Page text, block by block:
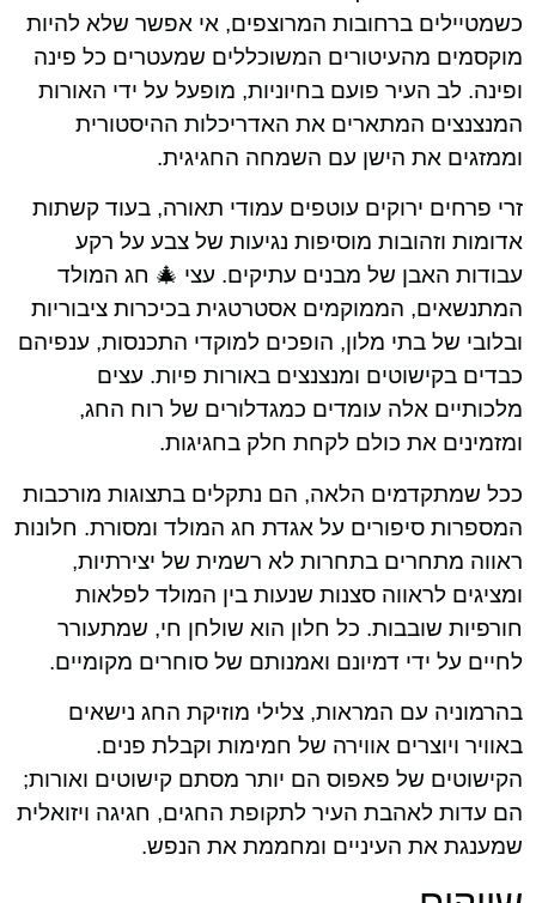
כשמטיילים ברחובות המרוצפים, אי אפשר שלא להיות
מוקסמים מהעיטורים המשוכללים שמעטרים כל פינה
ופינה. לב העיר פועם בחיוניות, מופעל על ידי האורות
המנצנצים המתארים את האדריכלות ההיסטורית
וממזגים את הישן עם השמחה החגיגית.
זרי פרחים ירוקים עוטפים עמודי תאורה, בעוד קשתות
אדומות וזהובות מוסיפות נגיעות של צבע על רקע
עבודות האבן של מבנים עתיקים. עצי 🎄 חג המולד
המתנשאים, הממוקמים אסטרטגית בכיכרות ציבוריות
ובלובי של בתי מלון, הופכים למוקדי התכנסות, ענפיהם
כבדים בקישוטים ומנצנצים באורות פיות. עצים
מלכותיים אלה עומדים כמגדלורים של רוח החג,
ומזמינים את כולם לקחת חלק בחגיגות.
ככל שמתקדמים הלאה, הם נתקלים בתצוגות מורכבות
המספרות סיפורים על אגדת חג המולד ומסורת. חלונות
ראווה מתחרים בתחרות לא רשמית של יצירתיות,
ומציגים לראווה סצנות שנעות בין המולד לפלאות
חורפיות שובבות. כל חלון הוא שולחן חי, שמתעורר
לחיים על ידי דמיונם ואמנותם של סוחרים מקומיים.
בהרמוניה עם המראות, צלילי מוזיקת החג נישאים
באוויר ויוצרים אווירה של חמימות וקבלת פנים.
הקישוטים של פאפוס הם יותר מסתם קישוטים ואורות;
הם עדות לאהבת העיר לתקופת החגים, חגיגה ויזואלית
שמענגת את העיניים ומחממת את הנפש.